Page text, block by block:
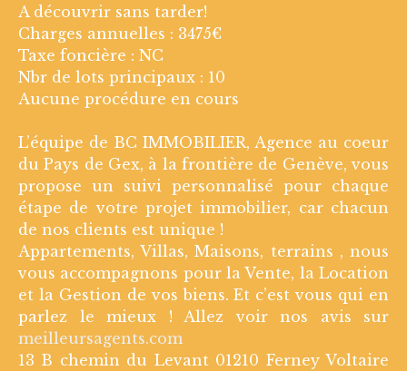
A découvrir sans tarder!
Charges annuelles : 3475€
Taxe foncière : NC
Nbr de lots principaux : 10
Aucune procédure en cours
L’équipe de BC IMMOBILIER, Agence au coeur
du Pays de Gex, à la frontière de Genève, vous
propose un suivi personnalisé pour chaque
étape de votre projet immobilier, car chacun
de nos clients est unique !
Appartements, Villas, Maisons, terrains , nous
vous accompagnons pour la Vente, la Location
et la Gestion de vos biens. Et c’est vous qui en
parlez le mieux ! Allez voir nos avis sur
meilleursagents.com
13 B chemin du Levant 01210 Ferney Voltaire